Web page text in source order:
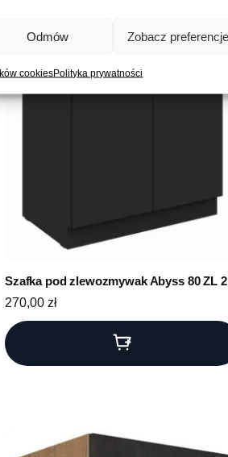
Odmów Zobacz preferencje
cookiesPolityka prywatności
Szafka pod zlewozmywak Abyss 80 ZL
270,00 zł